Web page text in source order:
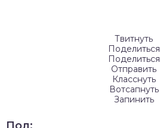
Твитнуть
Поделиться
Поделиться
Отправить
Класснуть
Вотсапнуть
Запинить